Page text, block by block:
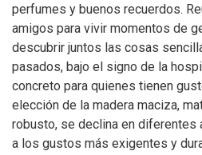
perfumes y buenos recuerdos.
amigos para vivir momentos de
descubrir juntos las cosas
pasados, bajo el signo de la
concreto para quienes tienen
elección de la madera maciza,
robusto, se declina en diferentes
a los gustos más exigentes y